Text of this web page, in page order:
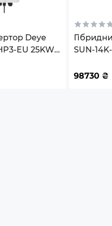
Deye
EU 25KW
SUN-
220/
98730 ₴